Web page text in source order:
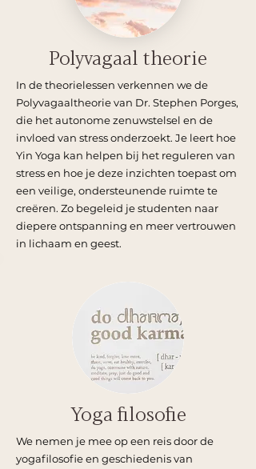
Polyvagaal theorie
In de theorielessen verkennen we de
Polyvagaaltheorie van Dr. Stephen Porges,
die het autonome zenuwstelsel en de
invloed van stress onderzoekt. Je leert hoe
Yin Yoga kan helpen bij het reguleren van
stress en hoe je deze inzichten toepast om
een veilige, ondersteunende ruimte te
creëren. Zo begeleid je studenten naar
diepere ontspanning en meer vertrouwen
in lichaam en geest.
Yoga filosofie
We nemen je mee op een reis door de
yogafilosofie en geschiedenis van